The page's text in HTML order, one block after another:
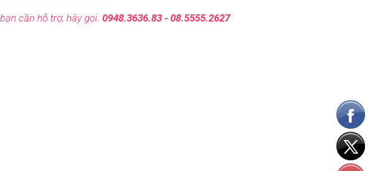
cần hỗ trợ, hãy gọi: 0948.3636.83 - 08.5555.2627